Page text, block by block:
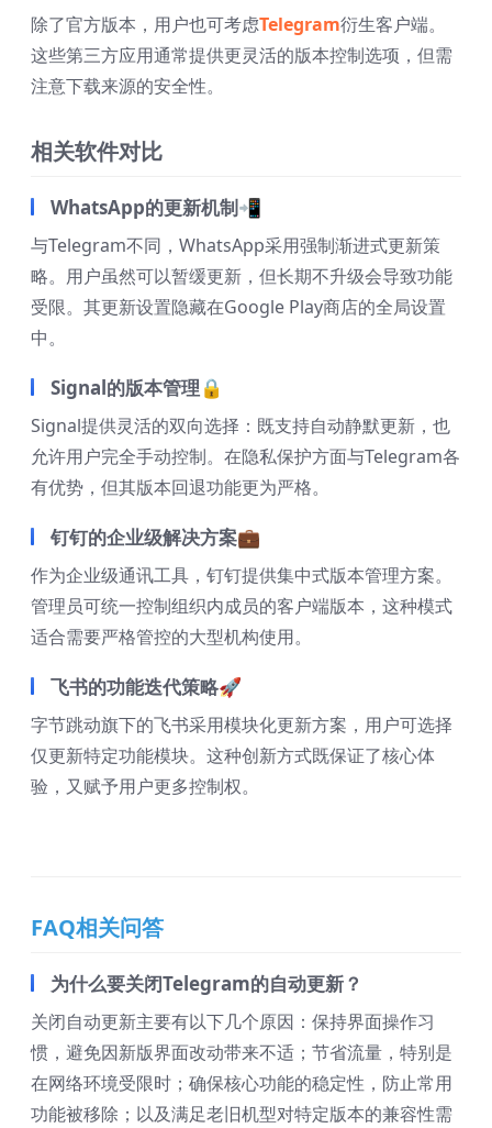
除了官方版本，用户也可考虑Telegram衍生客户端。
这些第三方应用通常提供更灵活的版本控制选项，但需
注意下载来源的安全性。
相关软件对比
WhatsApp的更新机制📲
与Telegram不同，WhatsApp采用强制渐进式更新策
略。用户虽然可以暂缓更新，但长期不升级会导致功能
受限。其更新设置隐藏在Google Play商店的全局设置
中。
Signal的版本管理🔒
Signal提供灵活的双向选择：既支持自动静默更新，也
允许用户完全手动控制。在隐私保护方面与Telegram各
有优势，但其版本回退功能更为严格。
钉钉的企业级解决方案💼
作为企业级通讯工具，钉钉提供集中式版本管理方案。
管理员可统一控制组织内成员的客户端版本，这种模式
适合需要严格管控的大型机构使用。
飞书的功能迭代策略🚀
字节跳动旗下的飞书采用模块化更新方案，用户可选择
仅更新特定功能模块。这种创新方式既保证了核心体
验，又赋予用户更多控制权。
FAQ相关问答
为什么要关闭Telegram的自动更新？
关闭自动更新主要有以下几个原因：保持界面操作习
惯，避免因新版界面改动带来不适；节省流量，特别是
在网络环境受限时；确保核心功能的稳定性，防止常用
功能被移除；以及满足老旧机型对特定版本的兼容性需